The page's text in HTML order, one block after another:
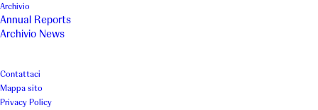
Archivio
Annual Reports
Archivio News
Contattaci
Mappa sito
Privacy Policy